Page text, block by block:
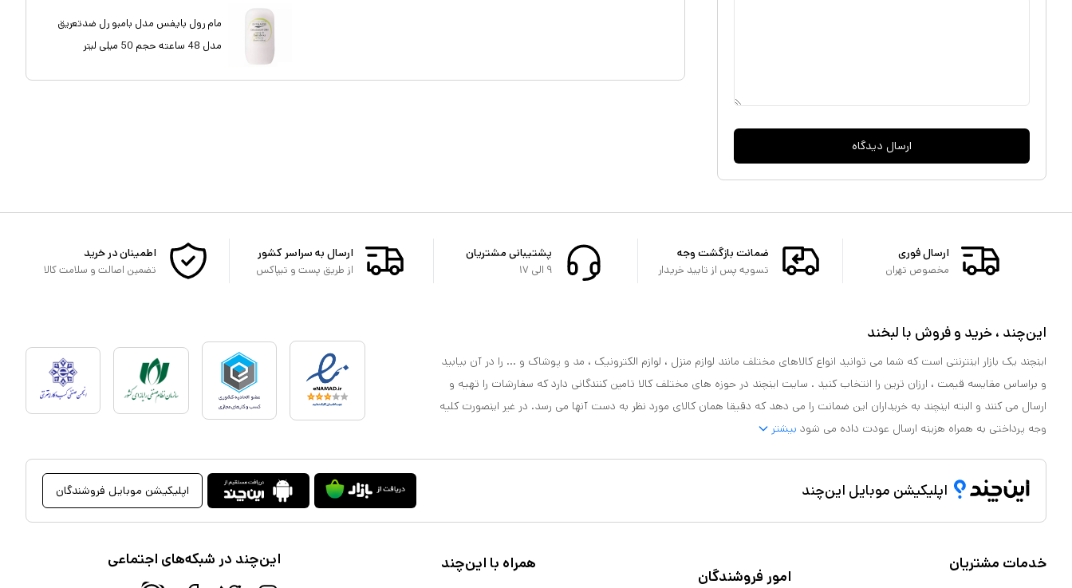
ارسال دیدگاه
مام رول بایفس مدل بامبو رل ضدتعریق
مدل 48 ساعته حجم 50 میلی لیتر
ارسال فوری
مخصوص تهران
ضمانت بازگشت وجه
تسویه پس از تایید خریدار
پشتیبانی مشتریان
۹ الی ۱۷
ارسال به سراسر کشور
از طریق پست و تیپاکس
اطمینان در خرید
تضمین اصالت و سلامت کالا
این‌چند ، خرید و فروش با لبخند
اینچند یک بازار اینترنتی است که شما می توانید انواع کالاهای مختلف مانند لوازم منزل ، لوازم الکترونیک ، مد و پوشاک و ... را در آن بیابید
و براساس مقایسه قیمت ، ارزان ترین را انتخاب کنید . سایت اینچند در حوزه های مختلف کالا تامین کنندگانی دارد که سفارشات را تهیه و
ارسال می کنند و البته اینچند به خریداران این ضمانت را می دهد که دقیقا همان کالای مورد نظر به دست آنها می رسد. در غیر اینصورت کلیه
وجه پرداختی به همراه هزینه ارسال عودت داده می شود بیشتر
اپلیکیشن موبایل این‌چند اپلیکیشن موبایل فروشندگان
خدمات مشتریان
امور فروشندگان
همراه با این‌چند این‌چند در شبکه‌های اجتماعی